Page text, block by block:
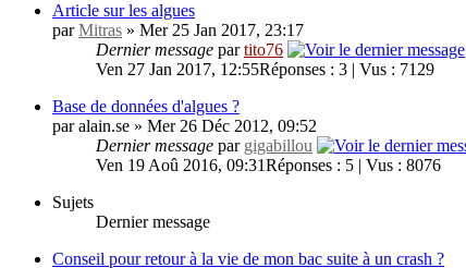
Article sur les algues
parMitras » Mer 25 Jan 2017, 23:17
Dernier message partito76
Ven 27 Jan 2017, 12:55Réponses : 3 | Vus : 7129
Base de données d'algues ?
par alain.se » Mer 26 Déc 2012, 09:52
Dernier message par gigabillou
Ven 19 Aoû 2016, 09:31Réponses : 5 | Vus : 8076
Sujets
Dernier message
Conseil pour retour à la vie de mon bac suite à un crash ?